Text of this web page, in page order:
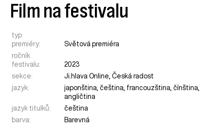
Film na festivalu
typ
premiéry:
Světová premiéra
ročník
festivalu:
2023
sekce:
Ji.hlava Online,Česká radost
jazyk:
japonština, čeština, francouzština, čínština,
angličtina
jazyk titulků:
čeština
barva:
Barevná